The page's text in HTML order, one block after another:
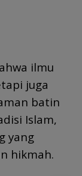
ilmu
juga
batin
Islam,
yang
hikmah.